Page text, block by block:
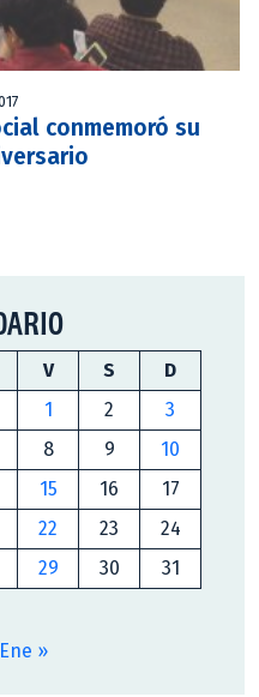
conmemoró su
V S
D
1
2
3
8 9
10
15 16
17
22 23
24
29 30 31
Ene »